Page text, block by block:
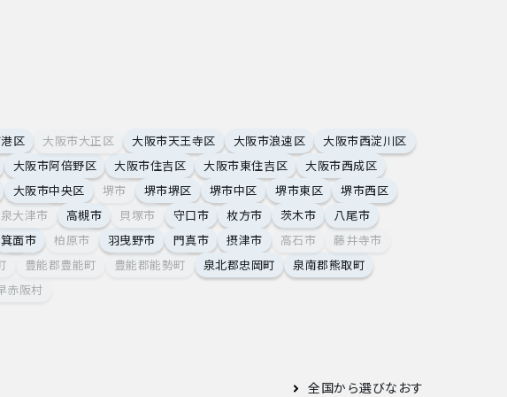
区 大阪市大正区 大阪市天王寺区 大阪市浪速区
大阪市西淀川区
大阪市阿倍野区 大阪市住吉区 大阪市東住吉区
大阪市西成区
大阪市中央区 堺市 堺市堺区 堺市中区 堺市東区
堺市西区
泉大津市 高槻市 貝塚市 守口市 枚方市 茨木市
八尾市
箕面市 柏原市 羽曳野市 門真市 摂津市 高石市
藤井寺市
豊能郡豊能町 豊能郡能勢町 泉北郡忠岡町
泉南郡熊取町
赤阪村
全国から選びなおす